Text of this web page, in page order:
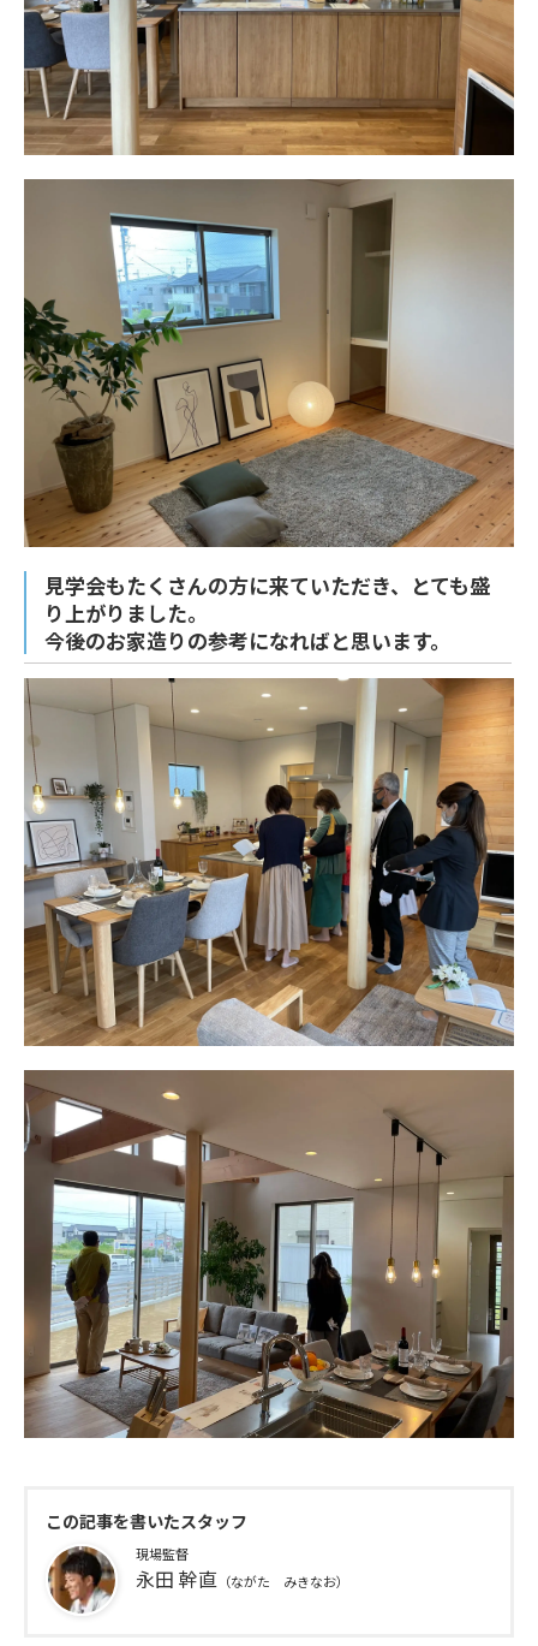
見学会もたくさんの方に来ていただき、とても盛
り上がりました。
今後のお家造りの参考になればと思います。
この記事を書いたスタッフ
現場監督
永田 幹直 （ながた みきなお）